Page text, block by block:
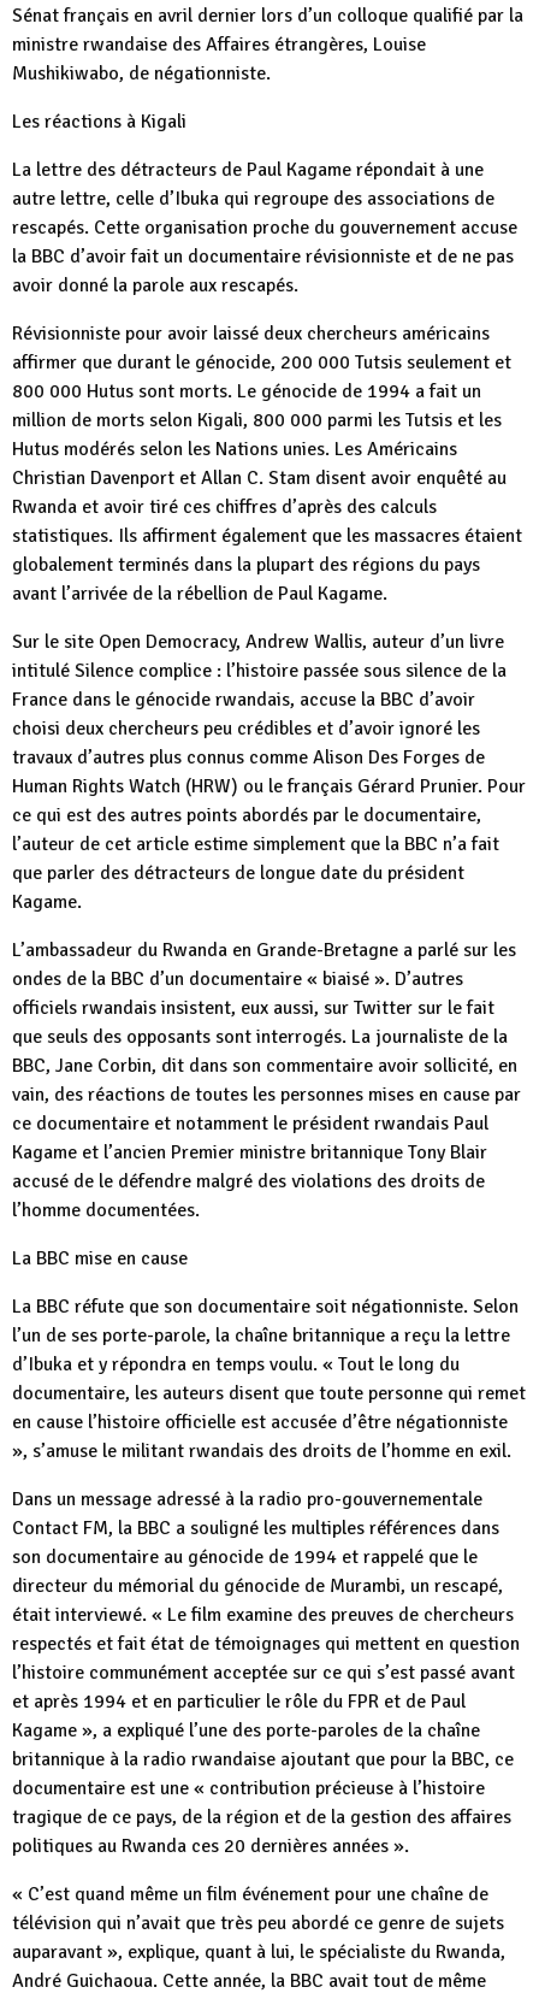
Sénat français en avril dernier lors d’un colloque qualifié par la
ministre rwandaise des Affaires étrangères, Louise
Mushikiwabo, de négationniste.
Les réactions à Kigali
La lettre des détracteurs de Paul Kagame répondait à une
autre lettre, celle d’Ibuka qui regroupe des associations de
rescapés. Cette organisation proche du gouvernement accuse
la BBC d’avoir fait un documentaire révisionniste et de ne pas
avoir donné la parole aux rescapés.
Révisionniste pour avoir laissé deux chercheurs américains
affirmer que durant le génocide, 200 000 Tutsis seulement et
800 000 Hutus sont morts. Le génocide de 1994 a fait un
million de morts selon Kigali, 800 000 parmi les Tutsis et les
Hutus modérés selon les Nations unies. Les Américains
Christian Davenport et Allan C. Stam disent avoir enquêté au
Rwanda et avoir tiré ces chiffres d’après des calculs
statistiques. Ils affirment également que les massacres étaient
globalement terminés dans la plupart des régions du pays
avant l’arrivée de la rébellion de Paul Kagame.
Sur le site Open Democracy, Andrew Wallis, auteur d’un livre
intitulé Silence complice : l’histoire passée sous silence de la
France dans le génocide rwandais, accuse la BBC d’avoir
choisi deux chercheurs peu crédibles et d’avoir ignoré les
travaux d’autres plus connus comme Alison Des Forges de
Human Rights Watch (HRW) ou le français Gérard Prunier. Pour
ce qui est des autres points abordés par le documentaire,
l’auteur de cet article estime simplement que la BBC n’a fait
que parler des détracteurs de longue date du président
Kagame.
L’ambassadeur du Rwanda en Grande-Bretagne a parlé sur les
ondes de la BBC d’un documentaire « biaisé ». D’autres
officiels rwandais insistent, eux aussi, sur Twitter sur le fait
que seuls des opposants sont interrogés. La journaliste de la
BBC, Jane Corbin, dit dans son commentaire avoir sollicité, en
vain, des réactions de toutes les personnes mises en cause par
ce documentaire et notamment le président rwandais Paul
Kagame et l’ancien Premier ministre britannique Tony Blair
accusé de le défendre malgré des violations des droits de
l’homme documentées.
La BBC mise en cause
La BBC réfute que son documentaire soit négationniste. Selon
l’un de ses porte-parole, la chaîne britannique a reçu la lettre
d’Ibuka et y répondra en temps voulu. « Tout le long du
documentaire, les auteurs disent que toute personne qui remet
en cause l’histoire officielle est accusée d’être négationniste
», s’amuse le militant rwandais des droits de l’homme en exil.
Dans un message adressé à la radio pro-gouvernementale
Contact FM, la BBC a souligné les multiples références dans
son documentaire au génocide de 1994 et rappelé que le
directeur du mémorial du génocide de Murambi, un rescapé,
était interviewé. « Le film examine des preuves de chercheurs
respectés et fait état de témoignages qui mettent en question
l’histoire communément acceptée sur ce qui s’est passé avant
et après 1994 et en particulier le rôle du FPR et de Paul
Kagame », a expliqué l’une des porte-paroles de la chaîne
britannique à la radio rwandaise ajoutant que pour la BBC, ce
documentaire est une « contribution précieuse à l’histoire
tragique de ce pays, de la région et de la gestion des affaires
politiques au Rwanda ces 20 dernières années ».
« C’est quand même un film événement pour une chaîne de
télévision qui n’avait que très peu abordé ce genre de sujets
auparavant », explique, quant à lui, le spécialiste du Rwanda,
André Guichaoua. Cette année, la BBC avait tout de même